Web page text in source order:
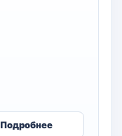
Подробнее